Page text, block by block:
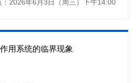
：2026年6月3日（周三）下午14:00
用系统的临界现象